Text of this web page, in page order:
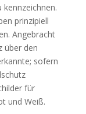
prinzipiell
Angebracht
über den
sofern
für
und Weiß.